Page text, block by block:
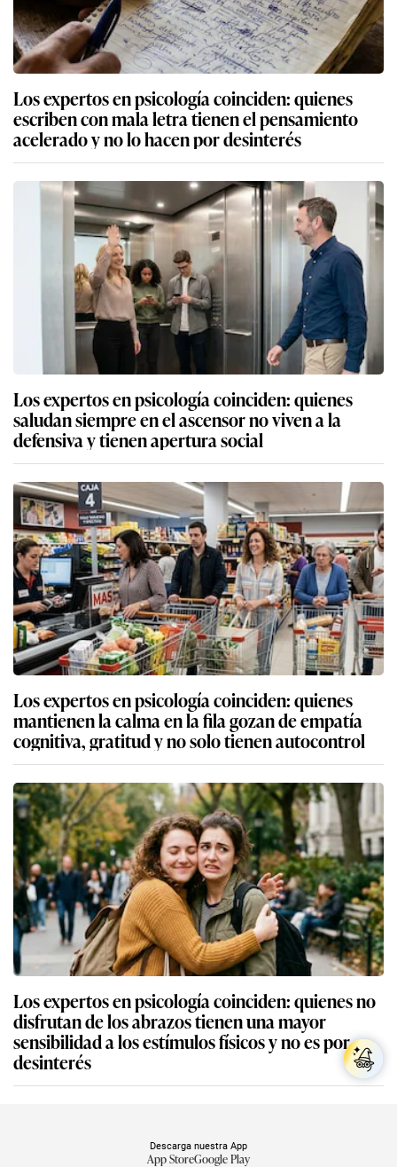
Los expertos en psicología coinciden: quienes
escriben con mala letra tienen el pensamiento
acelerado y no lo hacen por desinterés
Los expertos en psicología coinciden: quienes
saludan siempre en el ascensor no viven a la
defensiva y tienen apertura social
Los expertos en psicología coinciden: quienes
mantienen la calma en la fila gozan de empatía
cognitiva, gratitud y no solo tienen autocontrol
Los expertos en psicología coinciden: quienes no
disfrutan de los abrazos tienen una mayor
sensibilidad a los estímulos físicos y no es por
desinterés
Descarga nuestra App
App StoreGoogle Play